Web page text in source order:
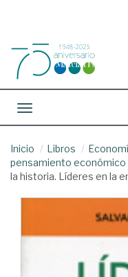
Toggle navigation
Inicio Libros
pensamiento económico
la historia. Líderes en la